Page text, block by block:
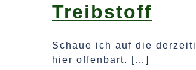
Treibstoff
Schaue ich auf die
hier offenbart. […]